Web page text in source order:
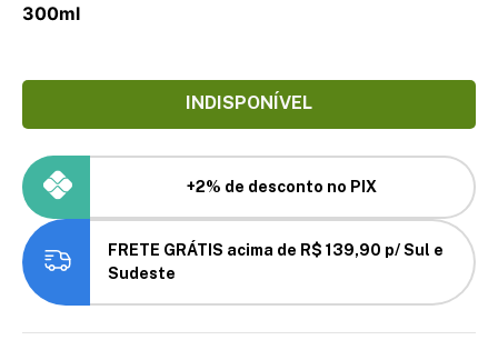
300ml
INDISPONÍVEL
+2% de desconto no PIX
FRETE GRÁTIS acima de R$ 139,90 p/ Sul e
Sudeste